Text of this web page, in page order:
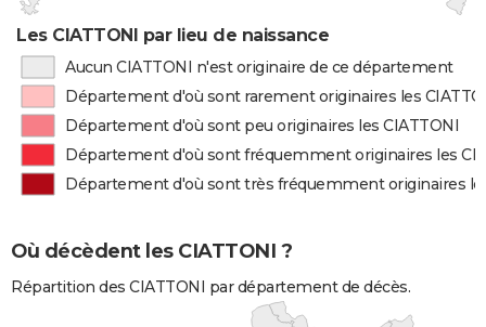
Les CIATTONI par lieu de naissance
Aucun CIATTONI n'est originaire de ce département
Département d'où sont rarement originaires les
Département d'où sont peu originaires les CIATTONI
Département d'où sont fréquemment originaires les
Département d'où sont très fréquemment originaires
Où décèdent les CIATTONI ?
Répartition des CIATTONI par département de décès.